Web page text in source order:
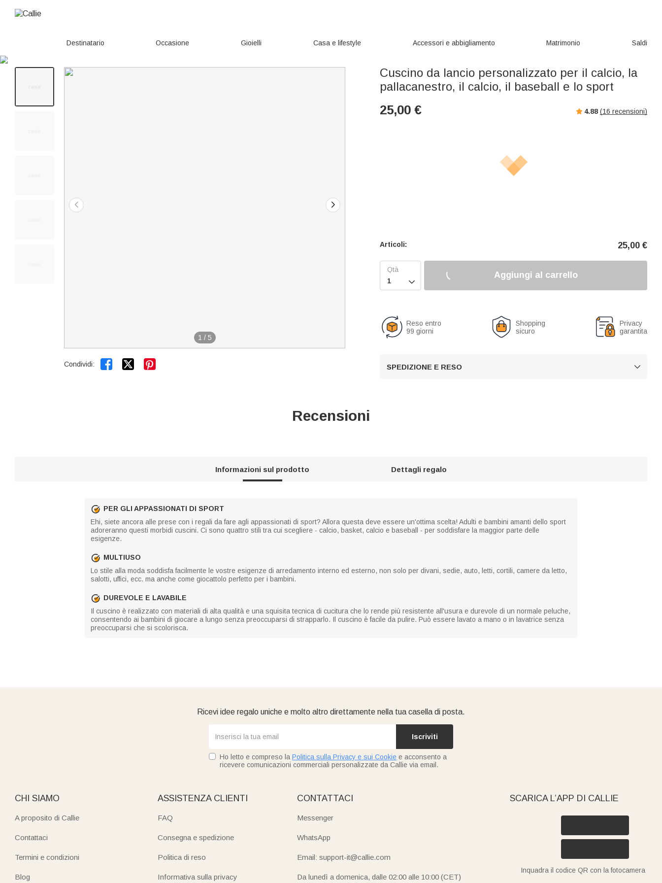
Destinatario Occasione Gioielli Casa e lifestyle Accessori e abbigliamento Matrimonio Saldi
1 / 5
Condividi:  
Cuscino da lancio personalizzato per il calcio, la
pallacanestro, il calcio, il baseball e lo sport
25,00 € 4.88 (16 recensioni)
Articoli: 25,00 €

Aggiungi al carrello
Reso entro
99 giorni
Shopping
sicuro
Privacy
garantita
SPEDIZIONE E RESO 
Recensioni
Informazioni sul prodotto Dettagli regalo
PER GLI APPASSIONATI DI SPORT
Ehi, siete ancora alle prese con i regali da fare agli appassionati di sport? Allora questa deve essere un'ottima scelta! Adulti e bambini amanti dello sport
adoreranno questi morbidi cuscini. Ci sono quattro stili tra cui scegliere - calcio, basket, calcio e baseball - per soddisfare la maggior parte delle
esigenze.
MULTIUSO
Lo stile alla moda soddisfa facilmente le vostre esigenze di arredamento interno ed esterno, non solo per divani, sedie, auto, letti, cortili, camere da letto,
salotti, uffici, ecc. ma anche come giocattolo perfetto per i bambini.
DUREVOLE E LAVABILE
Il cuscino è realizzato con materiali di alta qualità e una squisita tecnica di cucitura che lo rende più resistente all'usura e durevole di un normale peluche,
consentendo ai bambini di giocare a lungo senza preoccuparsi di strapparlo. Il cuscino è facile da pulire. Può essere lavato a mano o in lavatrice senza
preoccuparsi che si scolorisca.
Ricevi idee regalo uniche e molto altro direttamente nella tua casella di posta.
Iscriviti
Ho letto e compreso la Politica sulla Privacy e sui Cookie e acconsento a
ricevere comunicazioni commerciali personalizzate da Callie via email.
CHI SIAMO
A proposito di Callie
Contattaci
Termini e condizioni
Blog
ASSISTENZA CLIENTI
FAQ
Consegna e spedizione
Politica di reso
Informativa sulla privacy
CONTATTACI
Messenger
WhatsApp
Email: support-it@callie.com
Da lunedì a domenica, dalle 02:00 alle 10:00 (CET)
SCARICA L’APP DI CALLIE
Inquadra il codice QR con la fotocamera